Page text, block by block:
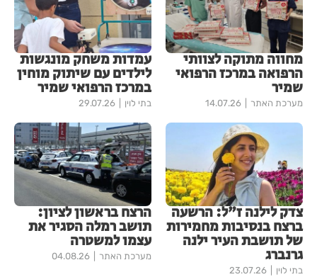
מחווה מתוקה לצוותי
הרפואה במרכז הרפואי
שמיר
מערכת האתר 14.07.26
עמדות משחק מונגשות
לילדים עם שיתוק מוחין
במרכז הרפואי שמיר
בתי לוין 29.07.26
צדק לילנה ז"ל: הרשעה
ברצח בנסיבות מחמירות
של תושבת העיר ילנה
גרנברג
בתי לוין 23.07.26
הרצח בראשון לציון:
תושב רמלה הסגיר את
עצמו למשטרה
מערכת האתר 04.08.26